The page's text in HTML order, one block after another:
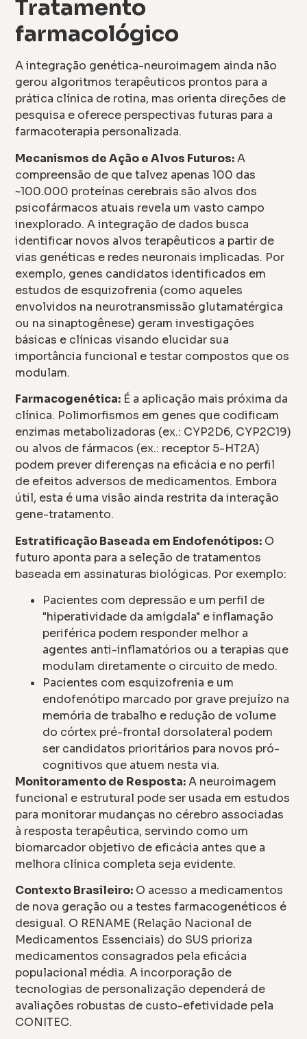
Tratamento
farmacológico
A integração genética-neuroimagem ainda não
gerou algoritmos terapêuticos prontos para a
prática clínica de rotina, mas orienta direções de
pesquisa e oferece perspectivas futuras para a
farmacoterapia personalizada.
Mecanismos de Ação e Alvos Futuros:A
compreensão de que talvez apenas 100 das
~100.000 proteínas cerebrais são alvos dos
psicofármacos atuais revela um vasto campo
inexplorado. A integração de dados busca
identificar novos alvos terapêuticos a partir de
vias genéticas e redes neuronais implicadas. Por
exemplo, genes candidatos identificados em
estudos de esquizofrenia (como aqueles
envolvidos na neurotransmissão glutamatérgica
ou na sinaptogênese) geram investigações
básicas e clínicas visando elucidar sua
importância funcional e testar compostos que os
modulam.
Farmacogenética: É a aplicação mais próxima da
clínica. Polimorfismos em genes que codificam
enzimas metabolizadoras (ex.: CYP2D6, CYP2C19)
ou alvos de fármacos (ex.: receptor 5-HT2A)
podem prever diferenças na eficácia e no perfil
de efeitos adversos de medicamentos. Embora
útil, esta é uma visão ainda restrita da interação
gene-tratamento.
Estratificação Baseada em Endofenótipos: O
futuro aponta para a seleção de tratamentos
baseada em assinaturas biológicas. Por exemplo:
Pacientes com depressão e um perfil de
"hiperatividade da amígdala" e inflamação
periférica podem responder melhor a
agentes anti-inflamatórios ou a terapias que
modulam diretamente o circuito de medo.
Pacientes com esquizofrenia e um
endofenótipo marcado por grave prejuízo na
memória de trabalho e redução de volume
do córtex pré-frontal dorsolateral podem
ser candidatos prioritários para novos pró-
cognitivos que atuem nesta via.
Monitoramento de Resposta:A neuroimagem
funcional e estrutural pode ser usada em estudos
para monitorar mudanças no cérebro associadas
à resposta terapêutica, servindo como um
biomarcador objetivo de eficácia antes que a
melhora clínica completa seja evidente.
Contexto Brasileiro: O acesso a medicamentos
de nova geração ou a testes farmacogenéticos é
desigual. O RENAME (Relação Nacional de
Medicamentos Essenciais) do SUS prioriza
medicamentos consagrados pela eficácia
populacional média. A incorporação de
tecnologias de personalização dependerá de
avaliações robustas de custo-efetividade pela
CONITEC.